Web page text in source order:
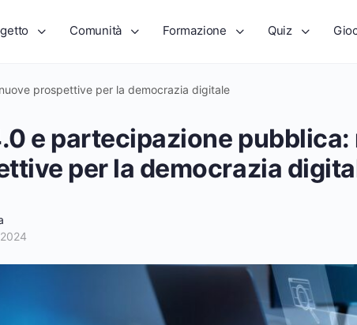
Comunità Formazione Quiz
prospettive per la democrazia digitale
e partecipazione pubblica:
per la democrazia